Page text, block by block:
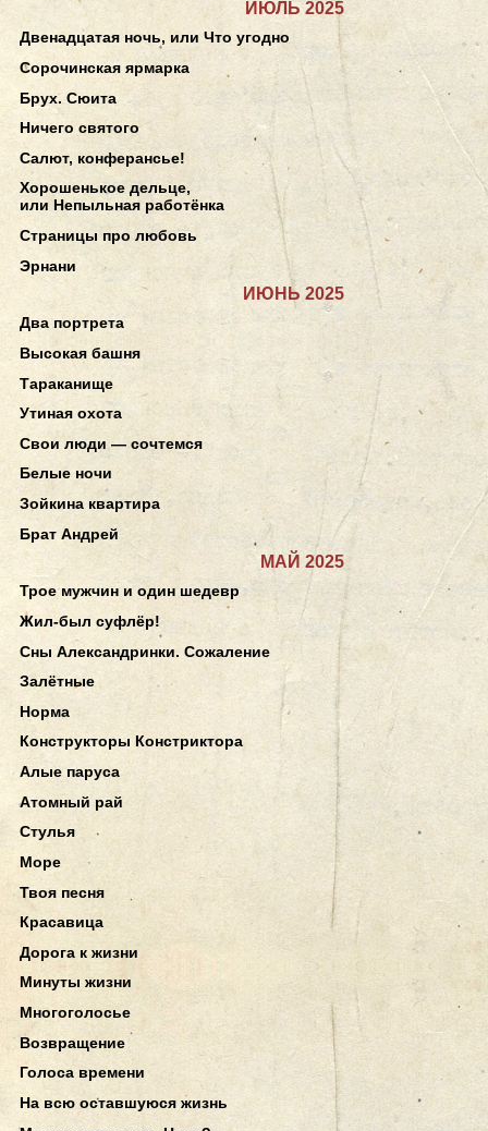
ИЮЛЬ 2025
Двенадцатая ночь, или Что угодно
Сорочинская ярмарка
Брух. Сюита
Ничего святого
Салют, конферансье!
Хорошенькое дельце,
или Непыльная работёнка
Страницы про любовь
Эрнани
ИЮНЬ 2025
Два портрета
Высокая башня
Тараканище
Утиная охота
Свои люди — сочтемся
Белые ночи
Зойкина квартира
Брат Андрей
МАЙ 2025
Трое мужчин и один шедевр
Жил-был суфлёр!
Сны Александринки. Сожаление
Залётные
Норма
Конструкторы Констриктора
Алые паруса
Атомный рай
Стулья
Море
Твоя песня
Красавица
Дорога к жизни
Минуты жизни
Многоголосье
Возвращение
Голоса времени
На всю оставшуюся жизнь